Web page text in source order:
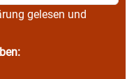
gelesen und